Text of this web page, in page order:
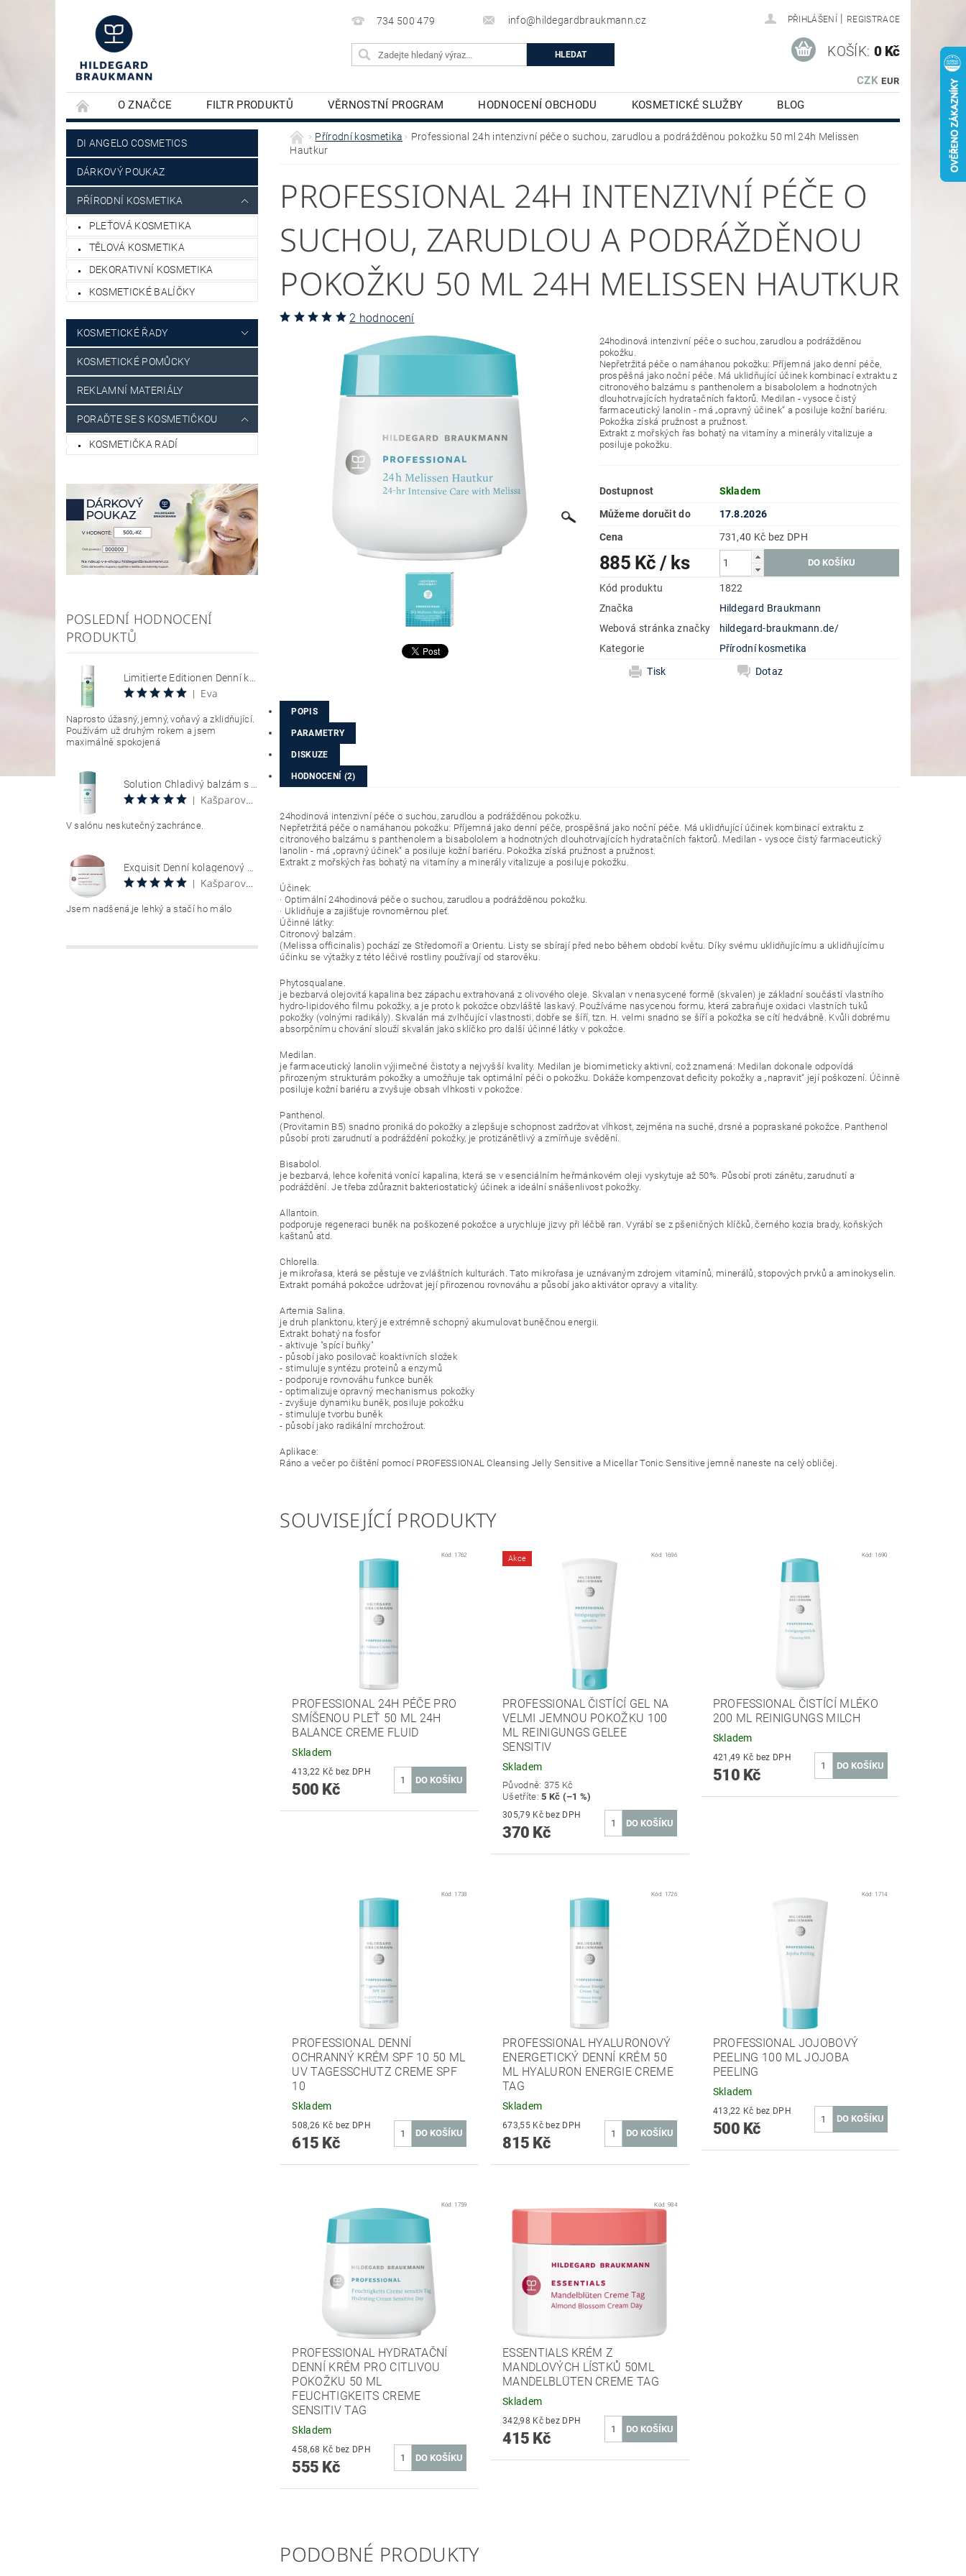
734 500 479 info@hildegardbraukmann.cz PŘIHLÁŠENÍ | REGISTRACE
CZK EUR
KOŠÍK: 0 Kč
O ZNAČCE FILTR PRODUKTŮ VĚRNOSTNÍ PROGRAM HODNOCENÍ OBCHODU KOSMETICKÉ SLUŽBY
BLOG
KONTAKTY
PLEŤOVÁ KOSMETIKA TĚLOVÁ KOSMETIKA DEKORATIVNÍ KOSMETIKA
DI ANGELO COSMETICS
DÁRKOVÝ POUKAZ
PŘÍRODNÍ KOSMETIKA
PLEŤOVÁ KOSMETIKA
TĚLOVÁ KOSMETIKA
DEKORATIVNÍ KOSMETIKA
KOSMETICKÉ BALÍČKY
KOSMETICKÉ ŘADY
KOSMETICKÉ POMŮCKY
REKLAMNÍ MATERIÁLY
PORAĎTE SE S KOSMETIČKOU
KOSMETIČKA RADÍ
POSLEDNÍ HODNOCENÍ
PRODUKTŮ
Limitierte Editionen Denní krém s SPF 30, chránící citlivou pokožku se sklonem k zarudnutí a kuperóze 50 ml Hyaluron Sun Relax Tages Creme SPF 30
|
Eva
Naprosto úžasný, jemný, voňavý a zklidňující.
Používám už druhým rokem a jsem
maximálně spokojená
Solution Chladivý balzám s aloe vera 100 ml Aloe Vera Cool Gel
|
Kašparová Vendula
V salónu neskutečný zachránce.
Exquisit Denní kolagenový krém 50 ml Collagen Creme Tag
|
Kašparová Vendula
Jsem nadšená,je lehký a stačí ho málo
Přírodní kosmetika
Professional 24h intenzivní péče o suchou, zarudlou a podrážděnou pokožku 50 ml 24h Melissen
Hautkur
PROFESSIONAL 24H INTENZIVNÍ PÉČE O
SUCHOU, ZARUDLOU A PODRÁŽDĚNOU
POKOŽKU 50 ML 24H MELISSEN HAUTKUR
2 hodnocení
24hodinová intenzivní péče o suchou, zarudlou a podrážděnou
pokožku.
Nepřetržitá péče o namáhanou pokožku: Příjemná jako denní péče,
prospěšná jako noční péče. Má uklidňující účinek kombinací extraktu z
citronového balzámu s panthenolem a bisabololem a hodnotných
dlouhotrvajících hydratačních faktorů. Medilan - vysoce čistý
farmaceutický lanolin - má „opravný účinek“ a posiluje kožní bariéru.
Pokožka získá pružnost a pružnost.
Extrakt z mořských řas bohatý na vitamíny a minerály vitalizuje a
posiluje pokožku.
Dostupnost
Skladem
Můžeme doručit do
17.8.2026
Cena
731,40 Kč bez DPH
885 Kč/ ks
Kód produktu
1822
Značka
Hildegard Braukmann
Webová stránka značky
hildegard-braukmann.de/
Kategorie
Přírodní kosmetika
Tisk
Dotaz
POPIS
PARAMETRY
DISKUZE
HODNOCENÍ (2)
24hodinová intenzivní péče o suchou, zarudlou a podrážděnou pokožku.
Nepřetržitá péče o namáhanou pokožku: Příjemná jako denní péče, prospěšná jako noční péče. Má uklidňující účinek kombinací extraktu z
citronového balzámu s panthenolem a bisabololem a hodnotných dlouhotrvajících hydratačních faktorů. Medilan - vysoce čistý farmaceutický
lanolin - má „opravný účinek“ a posiluje kožní bariéru. Pokožka získá pružnost a pružnost.
Extrakt z mořských řas bohatý na vitamíny a minerály vitalizuje a posiluje pokožku.
Účinek:
· Optimální 24hodinová péče o suchou, zarudlou a podrážděnou pokožku.
· Uklidňuje a zajišťuje rovnoměrnou pleť.
Účinné látky:
Citronový balzám.
(Melissa officinalis) pochází ze Středomoří a Orientu. Listy se sbírají před nebo během období květu. Díky svému uklidňujícímu a uklidňujícímu
účinku se výtažky z této léčivé rostliny používají od starověku.
Phytosqualane.
je bezbarvá olejovitá kapalina bez zápachu extrahovaná z olivového oleje. Skvalan v nenasycené formě (skvalen) je základní součástí vlastního
hydro-lipidového filmu pokožky, a je proto k pokožce obzvláště laskavý. Používáme nasycenou formu, která zabraňuje oxidaci vlastních tuků
pokožky (volnými radikály). Skvalán má zvlhčující vlastnosti, dobře se šíří, tzn. H. velmi snadno se šíří a pokožka se cítí hedvábně. Kvůli dobrému
absorpčnímu chování slouží skvalán jako sklíčko pro další účinné látky v pokožce.
Medilan.
je farmaceutický lanolin výjimečné čistoty a nejvyšší kvality. Medilan je biomimeticky aktivní, což znamená: Medilan dokonale odpovídá
přirozeným strukturám pokožky a umožňuje tak optimální péči o pokožku. Dokáže kompenzovat deficity pokožky a „napravit“ její poškození. Účinně
posiluje kožní bariéru a zvyšuje obsah vlhkosti v pokožce.
Panthenol.
(Provitamin B5) snadno proniká do pokožky a zlepšuje schopnost zadržovat vlhkost, zejména na suché, drsné a popraskané pokožce. Panthenol
působí proti zarudnutí a podráždění pokožky, je protizánětlivý a zmírňuje svědění.
Bisabolol.
je bezbarvá, lehce kořenitá vonící kapalina, která se v esenciálním heřmánkovém oleji vyskytuje až 50%. Působí proti zánětu, zarudnutí a
podráždění. Je třeba zdůraznit bakteriostatický účinek a ideální snášenlivost pokožky.
Allantoin.
podporuje regeneraci buněk na poškozené pokožce a urychluje jizvy při léčbě ran. Vyrábí se z pšeničných klíčků, černého kozia brady, koňských
kaštanů atd.
Chlorella.
je mikrořasa, která se pěstuje ve zvláštních kulturách. Tato mikrořasa je uznávaným zdrojem vitamínů, minerálů, stopových prvků a aminokyselin.
Extrakt pomáhá pokožce udržovat její přirozenou rovnováhu a působí jako aktivátor opravy a vitality.
Artemia Salina.
je druh planktonu, který je extrémně schopný akumulovat buněčnou energii.
Extrakt bohatý na fosfor
- aktivuje "spící buňky"
- působí jako posilovač koaktivních složek
- stimuluje syntézu proteinů a enzymů
- podporuje rovnováhu funkce buněk
- optimalizuje opravný mechanismus pokožky
- zvyšuje dynamiku buněk, posiluje pokožku
- stimuluje tvorbu buněk
- působí jako radikální mrchožrout.
Aplikace:
Ráno a večer po čištění pomocí PROFESSIONAL Cleansing Jelly Sensitive a Micellar Tonic Sensitive jemně naneste na celý obličej.
SOUVISEJÍCÍ PRODUKTY
Kód: 1762
PROFESSIONAL 24H PÉČE PRO
SMÍŠENOU PLEŤ 50 ML 24H
BALANCE CREME FLUID
Skladem
413,22 Kč bez DPH
500 Kč
Akce Kód: 1696
PROFESSIONAL ČISTÍCÍ GEL NA
VELMI JEMNOU POKOŽKU 100
ML REINIGUNGS GELEE
SENSITIV
Skladem
Původně: 375 Kč
Ušetříte:5 Kč (–1 %)
305,79 Kč bez DPH
370 Kč
Kód: 1690
PROFESSIONAL ČISTÍCÍ MLÉKO
200 ML REINIGUNGS MILCH
Skladem
421,49 Kč bez DPH
510 Kč
Kód: 1738
PROFESSIONAL DENNÍ
OCHRANNÝ KRÉM SPF 10 50 ML
UV TAGESSCHUTZ CREME SPF
10
Skladem
508,26 Kč bez DPH
615 Kč
Kód: 1726
PROFESSIONAL HYALURONOVÝ
ENERGETICKÝ DENNÍ KRÉM 50
ML HYALURON ENERGIE CREME
TAG
Skladem
673,55 Kč bez DPH
815 Kč
Kód: 1714
PROFESSIONAL JOJOBOVÝ
PEELING 100 ML JOJOBA
PEELING
Skladem
413,22 Kč bez DPH
500 Kč
Kód: 1759
PROFESSIONAL HYDRATAČNÍ
DENNÍ KRÉM PRO CITLIVOU
POKOŽKU 50 ML
FEUCHTIGKEITS CREME
SENSITIV TAG
Skladem
458,68 Kč bez DPH
555 Kč
Kód:984
ESSENTIALS KRÉM Z
MANDLOVÝCH LÍSTKŮ 50ML
MANDELBLÜTEN CREME TAG
Skladem
342,98 Kč bez DPH
415 Kč
PODOBNÉ PRODUKTY